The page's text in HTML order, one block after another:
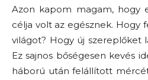
Azon kapom magam, hogy
célja volt az egésznek. Hogy
világot? Hogy új szereplőket
Ez sajnos bőségesen kevés
háború után felállított